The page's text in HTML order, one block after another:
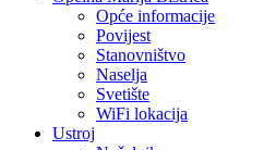
Opće informacije
Povijest
Stanovništvo
Naselja
Svetište
WiFi lokacija
Ustroj